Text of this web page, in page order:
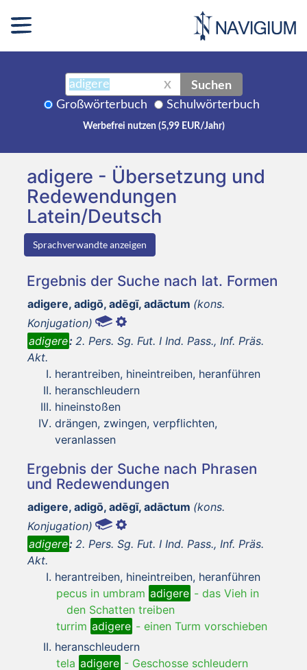
X Suchen
Großwörterbuch Schulwörterbuch
Werbefrei nutzen (5,99 EUR/Jahr)
adigere - Übersetzung und
Redewendungen
Latein/Deutsch
Sprachverwandte anzeigen
Ergebnis der Suche nach lat. Formen
adigere, adigō, adēgī, adāctum (kons.
Konjugation)
adigere: 2. Pers. Sg. Fut. I Ind. Pass., Inf. Präs.
Akt.
herantreiben, hineintreiben, heranführen
heranschleudern
hineinstoßen
drängen, zwingen, verpflichten,
veranlassen
Ergebnis der Suche nach Phrasen
und Redewendungen
adigere, adigō, adēgī, adāctum (kons.
Konjugation)
adigere: 2. Pers. Sg. Fut. I Ind. Pass., Inf. Präs.
Akt.
herantreiben, hineintreiben, heranführen
pecus in umbram adigere - das Vieh in
den Schatten treiben
turrim adigere - einen Turm vorschieben
heranschleudern
tela adigere - Geschosse schleudern